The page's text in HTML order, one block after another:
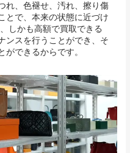
れ、色褪せ、汚れ、擦り傷
とで、本来の状態に近づけ
しかも高額で買取できる
ンスを行うことができ、そ
ができるからです。